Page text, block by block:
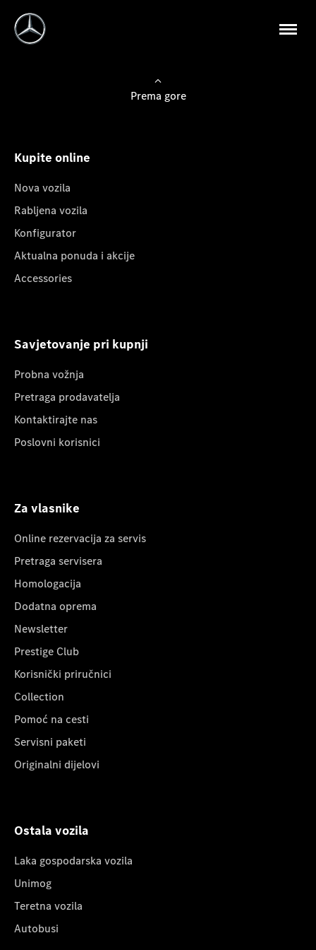
Prema gore
Kupite online
Nova vozila
Rabljena vozila
Konfigurator
Aktualna ponuda i akcije
Accessories
Savjetovanje pri kupnji
Probna vožnja
Pretraga prodavatelja
Kontaktirajte nas
Poslovni korisnici
Za vlasnike
Online rezervacija za servis
Pretraga servisera
Homologacija
Dodatna oprema
Newsletter
Prestige Club
Korisnički priručnici
Collection
Pomoć na cesti
Servisni paketi
Originalni dijelovi
Ostala vozila
Laka gospodarska vozila
Unimog
Teretna vozila
Autobusi